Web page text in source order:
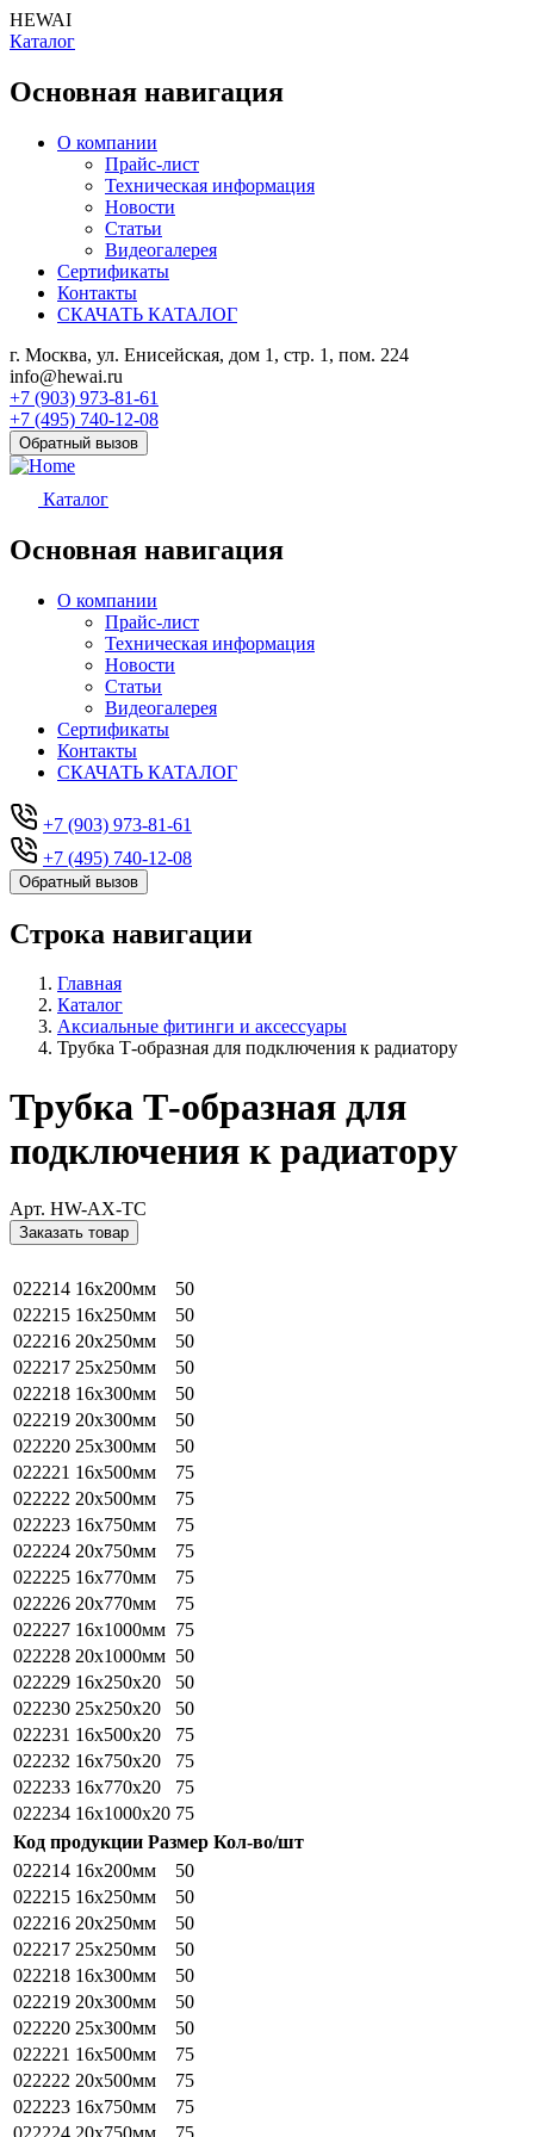
HEWAI
Каталог
Основная навигация
О компании
Прайс-лист
Техническая информация
Новости
Статьи
Видеогалерея
Сертификаты
Контакты
СКАЧАТЬ КАТАЛОГ
г. Москва, ул. Енисейская, дом 1, стр. 1, пом. 224
info@hewai.ru
+7 (903) 973-81-61
+7 (495) 740-12-08
Обратный вызов
Каталог
Основная навигация
О компании
Прайс-лист
Техническая информация
Новости
Статьи
Видеогалерея
Сертификаты
Контакты
СКАЧАТЬ КАТАЛОГ
+7 (903) 973-81-61
+7 (495) 740-12-08
Обратный вызов
Строка навигации
Главная
Каталог
Аксиальные фитинги и аксессуары
Трубка Т-образная для подключения к радиатору
Трубка Т-образная для
подключения к радиатору
Арт. HW-AX-TC
Заказать товар
022214 16х200мм
50
022215 16х250мм
50
022216 20х250мм
50
022217 25х250мм
50
022218 16х300мм
50
022219 20х300мм
50
022220 25х300мм
50
022221 16х500мм
75
022222 20х500мм
75
022223 16х750мм
75
022224 20х750мм
75
022225 16х770мм
75
022226 20х770мм
75
022227 16х1000мм 75
022228 20х1000мм 50
022229 16х250х20
50
022230 25х250х20
50
022231 16х500х20
75
022232 16х750х20
75
022233 16х770х20
75
022234 16х1000х20 75
Код продукции Размер Кол-во/шт
022214 16х200мм
50
022215 16х250мм
50
022216 20х250мм
50
022217 25х250мм
50
022218 16х300мм
50
022219 20х300мм
50
022220 25х300мм
50
022221 16х500мм
75
022222 20х500мм
75
022223 16х750мм
75